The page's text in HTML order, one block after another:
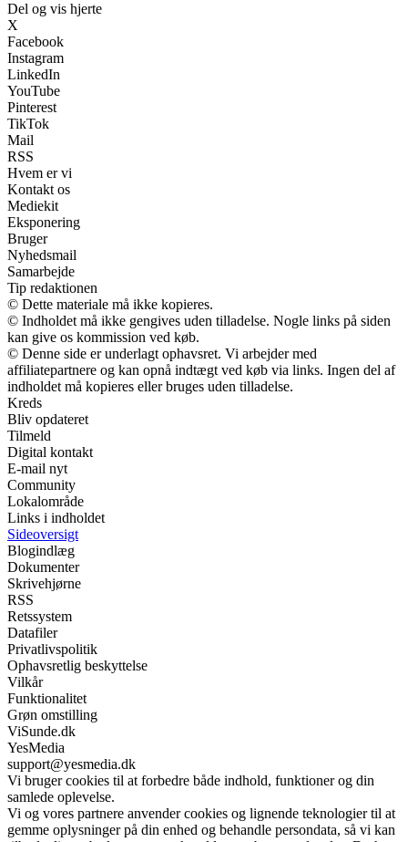
Del og vis hjerte
X
Facebook
Instagram
LinkedIn
YouTube
Pinterest
TikTok
Mail
RSS
Hvem er vi
Kontakt os
Mediekit
Eksponering
Bruger
Nyhedsmail
Samarbejde
Tip redaktionen
© Dette materiale må ikke kopieres.
© Indholdet må ikke gengives uden tilladelse. Nogle links på siden
kan give os kommission ved køb.
© Denne side er underlagt ophavsret. Vi arbejder med
affiliatepartnere og kan opnå indtægt ved køb via links. Ingen del af
indholdet må kopieres eller bruges uden tilladelse.
Kreds
Bliv opdateret
Tilmeld
Digital kontakt
E-mail nyt
Community
Lokalområde
Links i indholdet
Sideoversigt
Blogindlæg
Dokumenter
Skrivehjørne
RSS
Retssystem
Datafiler
Privatlivspolitik
Ophavsretlig beskyttelse
Vilkår
Funktionalitet
Grøn omstilling
ViSunde.dk
YesMedia
support@yesmedia.dk
Vi bruger cookies til at forbedre både indhold, funktioner og din
samlede oplevelse.
Vi og vores partnere anvender cookies og lignende teknologier til at
gemme oplysninger på din enhed og behandle persondata, så vi kan